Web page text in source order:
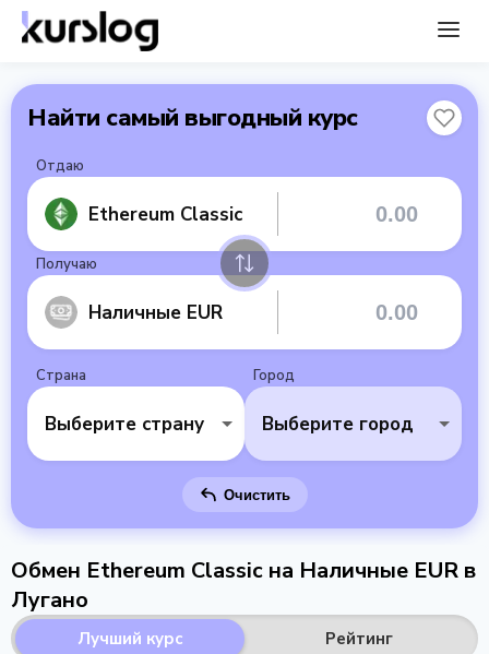
Найти самый выгодный курс
Отдаю
Ethereum Classic
Получаю
Наличные EUR
Страна
Выберите страну
Город
Выберите город
Очистить
Обмен Ethereum Classic на Наличные EUR в
Лугано
Лучший курс Рейтинг